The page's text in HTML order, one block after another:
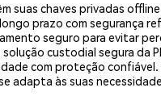
suas chaves privadas
prazo com segurança
seguro para evitar
custodial segura da
com proteção confiável.
adapta às suas